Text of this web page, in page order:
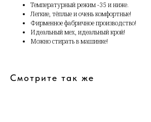
Температурный режим -35 и ниже.
Легкие, тёплые и очень комфортные!
Фирменное фабричное производство!
Идеальный мех, идеальный крой!
Можно стирать в машинке!
Смотрите так же